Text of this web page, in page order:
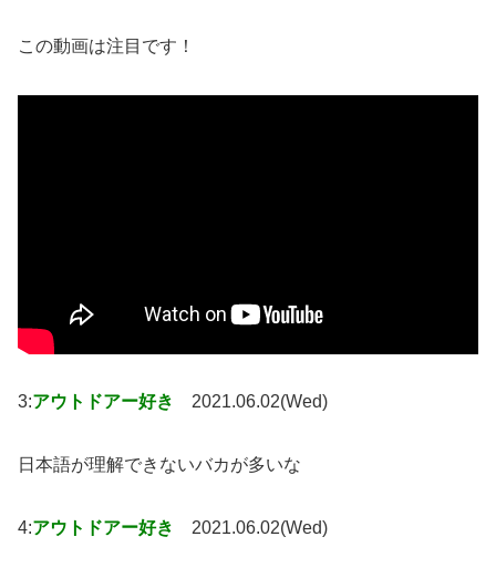
この動画は注目です！
3:アウトドアー好き 2021.06.02(Wed)
日本語が理解できないバカが多いな
4:アウトドアー好き 2021.06.02(Wed)